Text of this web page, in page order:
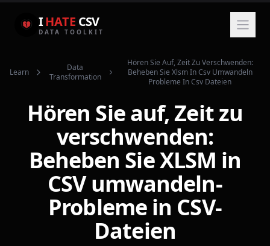
IHATE CSV
DATA TOOLKIT
Learn
Data
Transformation
Hören Sie Auf, Zeit Zu Verschwenden:
Beheben Sie Xlsm In Csv Umwandeln
Probleme In Csv Dateien
Hören Sie auf, Zeit zu
verschwenden:
Beheben Sie XLSM in
CSV umwandeln-
Probleme in CSV-
Dateien